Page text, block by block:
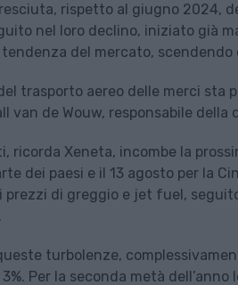
rispetto al giugno 2024,
nel loro declino, iniziato già
del mercato,
trasporto aereo delle merci sta
van de Wouw, responsabile
ricorda Xeneta, incombe la
dei paesi e il 13 agosto per la
prezzi di greggio e jet fuel,
turbolenze,
Per la seconda metà